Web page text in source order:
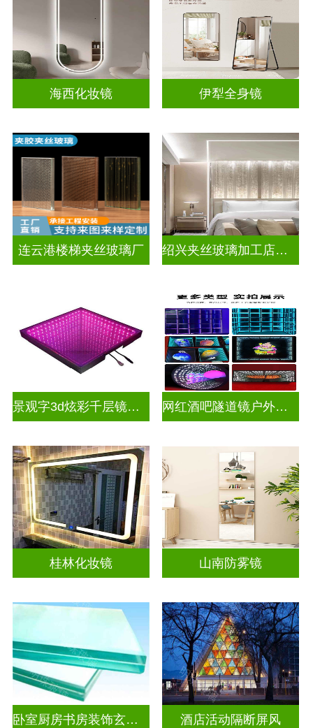
海西化妆镜 伊犁全身镜
连云港楼梯夹丝玻璃厂 绍兴夹丝玻璃加工店电话
景观字3d炫彩千层镜深渊镜 网红酒吧隧道镜户外门头招牌深渊镜
桂林化妆镜 山南防雾镜
卧室厨房书房装饰玄关隔断 酒店活动隔断屏风